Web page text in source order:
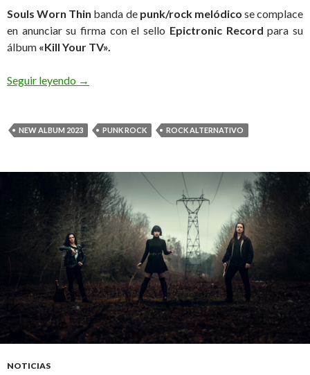
Souls Worn Thin banda de punk/rock melódico se complace
en anunciar su firma con el sello Epictronic Recordpara su
álbum «Kill Your TV».
Seguir leyendo Souls Worn Thin firma con Epictronic Record
→
NEW ALBUM 2023 PUNK ROCK ROCK ALTERNATIVO
NOTICIAS